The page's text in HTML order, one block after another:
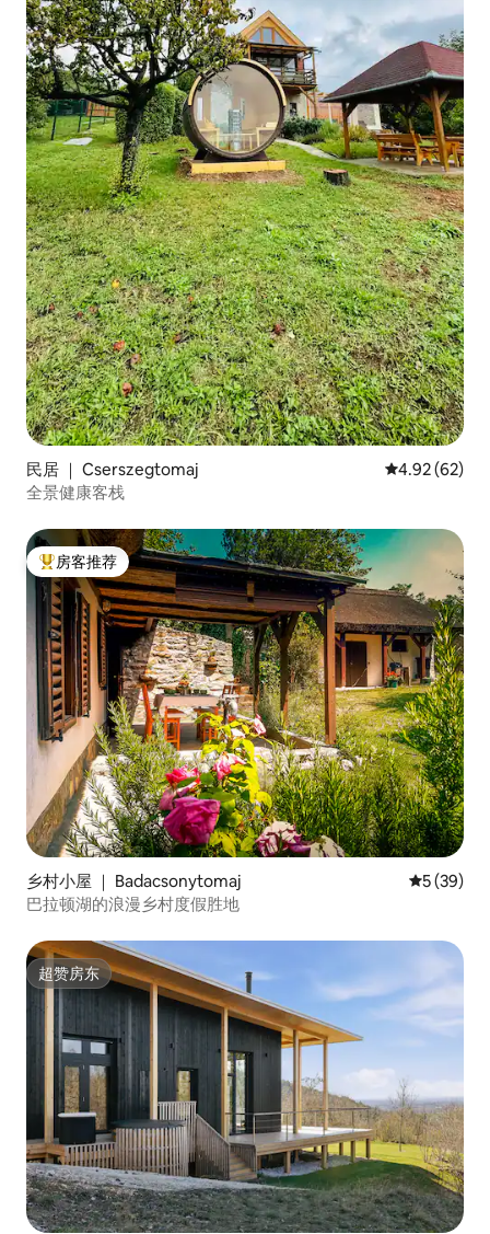
民居 ｜ Cserszegtomaj 平均评分
4.92 (62)
全景健康客栈
热门「房客推荐」
房客推荐
乡村小屋 ｜ Badacsonytomaj 平均评分
5 (39)
巴拉顿湖的浪漫乡村度假胜地
超赞房东
超赞房东